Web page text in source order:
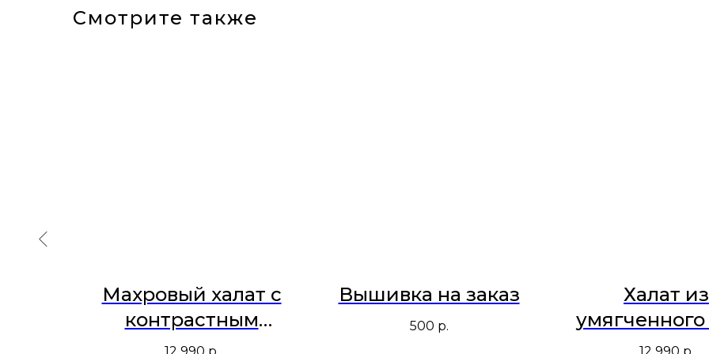
Смотрите также
Махровый халат с
контрастным
кантом
Вышивка на заказ
500 р.
Халат из
Барби